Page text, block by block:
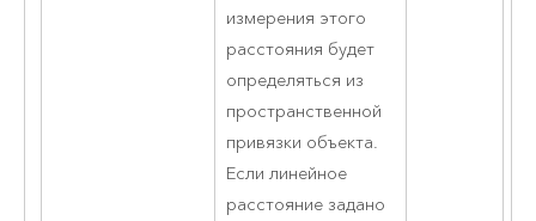
измерения этого
расстояния будет
определяться из
пространственной
привязки объекта.
Если линейное
расстояние задано